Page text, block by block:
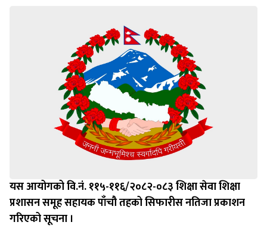
यस आयोगको वि.नं. ११५-११६/२०८२-०८३ शिक्षा सेवा शिक्षा
प्रशासन समूह सहायक पाँचौ तहको सिफारीस नतिजा प्रकाशन
गरिएको सूचना ।